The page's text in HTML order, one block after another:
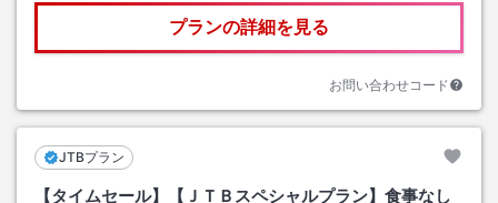
プランの詳細を見る
お問い合わせコード
JTBプラン
【タイムセール】【ＪＴＢスペシャルプラン】食事なし